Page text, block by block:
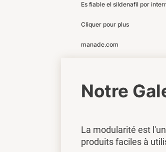
Es fiable el sildenafil por
Cliquer pour plus
manade.com
Notre
La modularité est
produits faciles à